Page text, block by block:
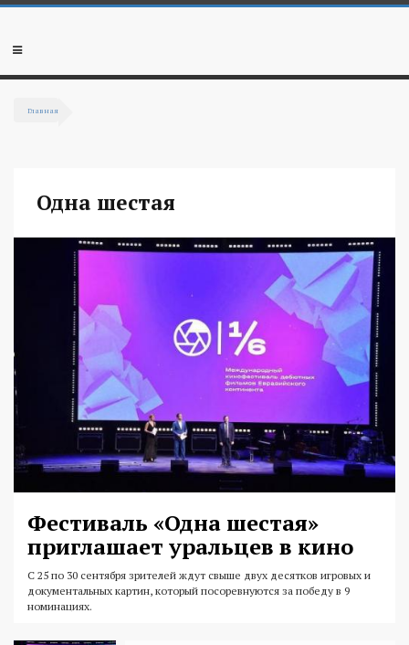
Перейти к основному содержанию
Мобильное
Главная
Одна шестая
Фестиваль «Одна шестая»
приглашает уральцев в кино
С 25 по 30 сентября зрителей ждут свыше двух десятков игровых и
документальных картин, который посоревнуются за победу в 9
номинациях.